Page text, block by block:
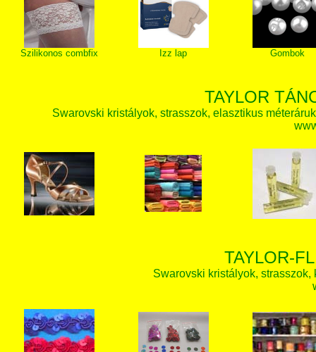
Szilikonos combfix Izz lap Gombok
TAYLOR
Swarovski kristályok, strasszok, elasztikus
TAYLOR-
Swarovski kristályok,